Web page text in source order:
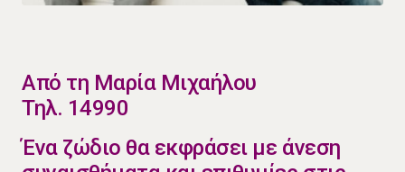
​Από τη Μαρία Μιχαήλου
Τηλ. 14990
​Ένα ζώδιο θα εκφράσει με άνεση